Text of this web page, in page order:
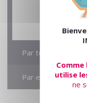
Par téléphone
Par email
utilise
ne